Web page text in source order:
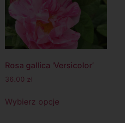
Rosa gallica 'Versicolor’
36.00 zł
Wybierz opcje